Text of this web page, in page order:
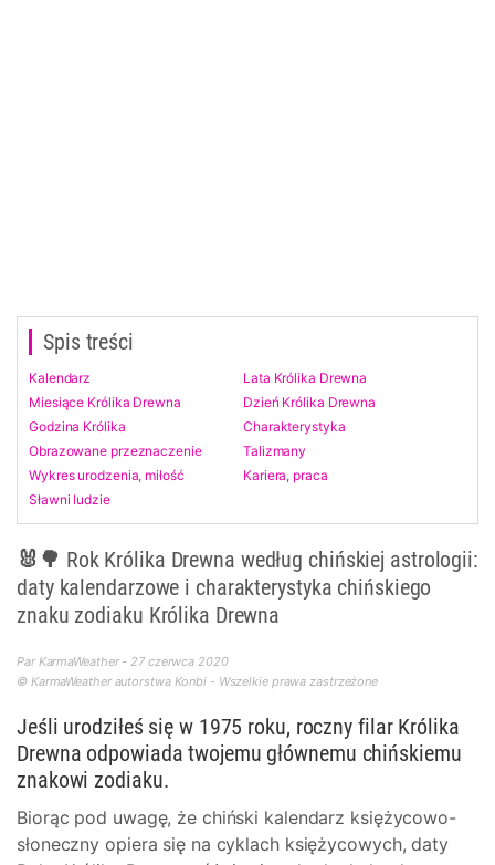
Spis treści
Kalendarz
Lata Królika Drewna
Miesiące Królika Drewna
Dzień Królika Drewna
Godzina Królika
Charakterystyka
Obrazowane przeznaczenie
Talizmany
Wykres urodzenia, miłość
Kariera, praca
Sławni ludzie
🐰🌳 Rok Królika Drewna według chińskiej astrologii:
daty kalendarzowe i charakterystyka chińskiego
znaku zodiaku Królika Drewna
Par KarmaWeather - 27 czerwca 2020
© KarmaWeather autorstwa Konbi - Wszelkie prawa zastrzeżone
Jeśli urodziłeś się w 1975 roku, roczny filar Królika
Drewna odpowiada twojemu głównemu chińskiemu
znakowi zodiaku.
Biorąc pod uwagę, że chiński kalendarz księżycowo-
słoneczny opiera się na cyklach księżycowych, daty